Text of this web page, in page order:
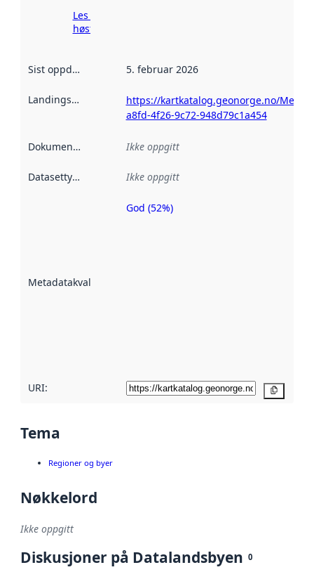
Les mer om
høsting her
Sist oppdatert 5. februar 2026
Landingsside
https://kartkatalog.geonorge.no/
a8fd-4f26-9c72-948d79c1a454
Dokumentasjon Ikke oppgitt
Datasettype Ikke oppgitt
Metadatakvalitet
Metadatakvalitet
God (52%)
URI:
Tema
Regioner og byer
Nøkkelord
Ikke oppgitt
Diskusjoner på Datalandsbyen 0